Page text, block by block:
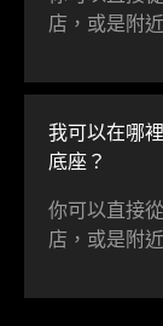
店，或是附
我可以在哪
底座 ？
你可以直接
店，或是附